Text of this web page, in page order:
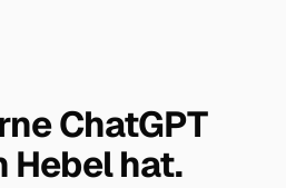
ChatGPT
Hebel hat.